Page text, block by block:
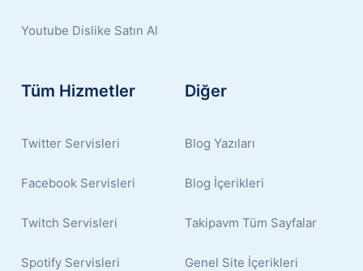
Youtube Dislike Satın Al
Tüm Hizmetler
Twitter Servisleri
Facebook Servisleri
Twitch Servisleri
Spotify Servisleri
Diğer
Blog Yazıları
Blog İçerikleri
Takipavm Tüm Sayfalar
Genel Site İçerikleri